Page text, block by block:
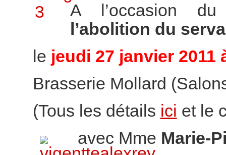
A l’occasion
l’abolition du
le jeudi 27 janvier 2011
Brasserie Mollard
(Tous les détails ici et le
avec Mme Marie-